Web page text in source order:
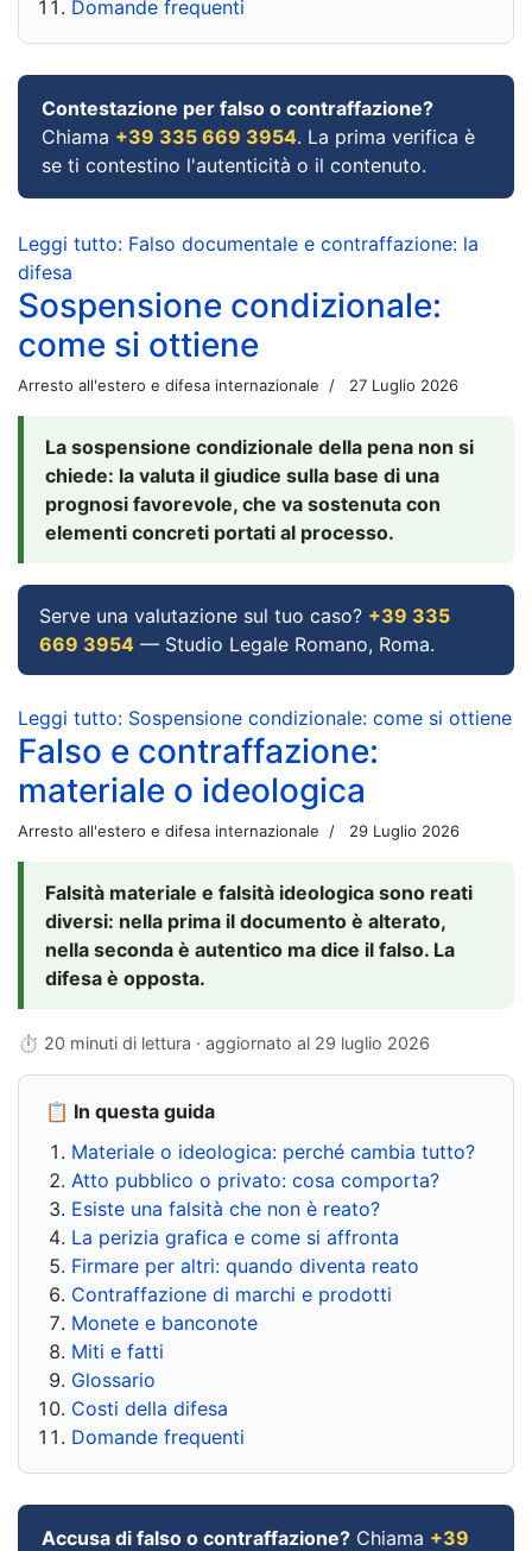
Domande frequenti
Contestazione per falso o contraffazione?
Chiama +39 335 669 3954. La prima verifica è
se ti contestino l'autenticità o il contenuto.
Leggi tutto: Falso documentale e contraffazione: la
difesa
Sospensione condizionale:
come si ottiene
Arresto all'estero e difesa internazionale 27 Luglio 2026
La sospensione condizionale della pena non si
chiede: la valuta il giudice sulla base di una
prognosi favorevole, che va sostenuta con
elementi concreti portati al processo.
Serve una valutazione sul tuo caso? +39 335
669 3954 — Studio Legale Romano, Roma.
Leggi tutto: Sospensione condizionale: come si ottiene
Falso e contraffazione:
materiale o ideologica
Arresto all'estero e difesa internazionale 29 Luglio 2026
Falsità materiale e falsità ideologica sono reati
diversi: nella prima il documento è alterato,
nella seconda è autentico ma dice il falso. La
difesa è opposta.
⏱ 20 minuti di lettura · aggiornato al 29 luglio 2026
📋 In questa guida
Materiale o ideologica: perché cambia tutto?
Atto pubblico o privato: cosa comporta?
Esiste una falsità che non è reato?
La perizia grafica e come si affronta
Firmare per altri: quando diventa reato
Contraffazione di marchi e prodotti
Monete e banconote
Miti e fatti
Glossario
Costi della difesa
Domande frequenti
Accusa di falso o contraffazione? Chiama +39